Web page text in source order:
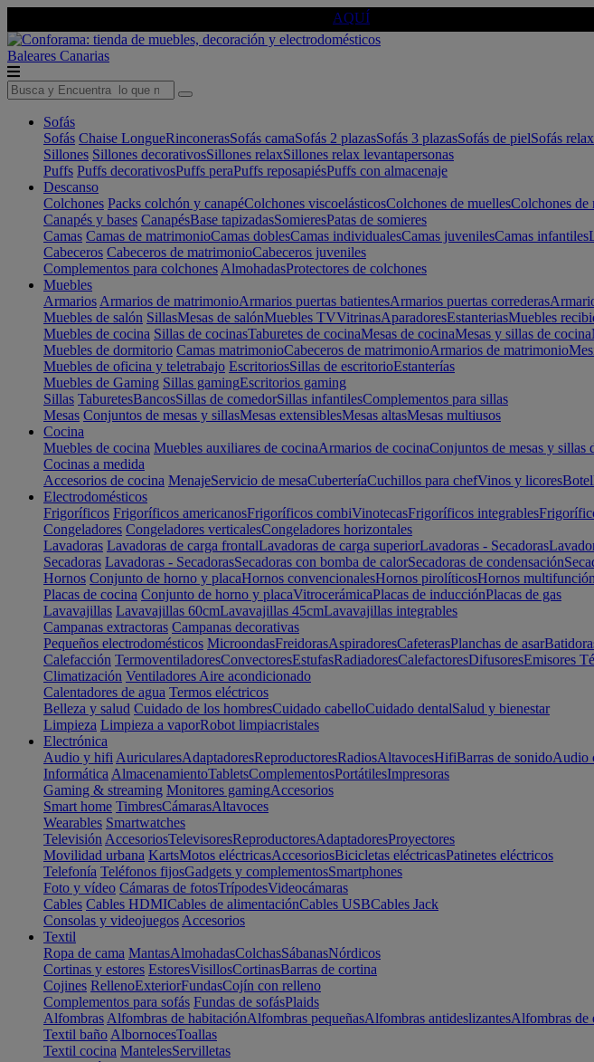
AQUÍ
Baleares Canarias
Sofás
Sofás Chaise LongueRinconerasSofás camaSofás 2 plazasSofás 3 plazasSofás de pielSofás relax
Sillones Sillones decorativosSillones relaxSillones relax levantapersonas
Puffs Puffs decorativosPuffs peraPuffs reposapiésPuffs con almacenaje
Descanso
Colchones Packs colchón y canapéColchones viscoelásticosColchones de muellesColchones de
Canapés y bases CanapésBase tapizadasSomieresPatas de somieres
Camas Camas de matrimonioCamas doblesCamas individualesCamas juvenilesCamas infantiles
Cabeceros Cabeceros de matrimonioCabeceros juveniles
Complementos para colchones AlmohadasProtectores de colchones
Muebles
Armarios Armarios de matrimonioArmarios puertas batientesArmarios puertas correderas
Muebles de salón SillasMesas de salónMuebles TVVitrinasAparadoresEstanteriasMuebles
Muebles de cocina Sillas de cocinasTaburetes de cocinaMesas de cocinaMesas y sillas de cocina
Muebles de dormitorio Camas matrimonioCabeceros de matrimonioArmarios de matrimonio
Muebles de oficina y teletrabajo EscritoriosSillas de escritorioEstanterías
Muebles de Gaming Sillas gamingEscritorios gaming
Sillas TaburetesBancosSillas de comedorSillas infantilesComplementos para sillas
Mesas Conjuntos de mesas y sillasMesas extensiblesMesas altasMesas multiusos
Cocina
Muebles de cocina Muebles auxiliares de cocinaArmarios de cocinaConjuntos de mesas y sillas
Cocinas a medida
Accesorios de cocina MenajeServicio de mesaCuberteríaCuchillos para chefVinos y licores
Electrodomésticos
Frigoríficos Frigoríficos americanosFrigoríficos combiVinotecasFrigoríficos integrables
Congeladores Congeladores verticalesCongeladores horizontales
Lavadoras Lavadoras de carga frontalLavadoras de carga superiorLavadoras - Secadoras
Secadoras Lavadoras - SecadorasSecadoras con bomba de calorSecadoras de condensación
Hornos Conjunto de horno y placaHornos convencionalesHornos pirolíticosHornos multifunción
Placas de cocina Conjunto de horno y placaVitrocerámicaPlacas de inducciónPlacas de gas
Lavavajillas Lavavajillas 60cmLavavajillas 45cmLavavajillas integrables
Campanas extractoras Campanas decorativas
Pequeños electrodomésticos MicroondasFreidorasAspiradoresCafeterasPlanchas de asar
Calefacción TermoventiladoresConvectoresEstufasRadiadoresCalefactoresDifusoresEmisores
Climatización Ventiladores Aire acondicionado
Calentadores de agua Termos eléctricos
Belleza y salud Cuidado de los hombresCuidado cabelloCuidado dentalSalud y bienestar
Limpieza Limpieza a vaporRobot limpiacristales
Electrónica
Audio y hifi AuricularesAdaptadoresReproductoresRadiosAltavocesHifiBarras de sonidoAudio
Informática AlmacenamientoTabletsComplementosPortátilesImpresoras
Gaming & streaming Monitores gamingAccesorios
Smart home TimbresCámarasAltavoces
Wearables Smartwatches
Televisión AccesoriosTelevisoresReproductoresAdaptadoresProyectores
Movilidad urbana KartsMotos eléctricasAccesoriosBicicletas eléctricasPatinetes eléctricos
Telefonía Teléfonos fijosGadgets y complementosSmartphones
Foto y vídeo Cámaras de fotosTrípodesVideocámaras
Cables Cables HDMICables de alimentaciónCables USBCables Jack
Consolas y videojuegos Accesorios
Textil
Ropa de cama MantasAlmohadasColchasSábanasNórdicos
Cortinas y estores EstoresVisillosCortinasBarras de cortina
Cojines RellenoExteriorFundasCojín con relleno
Complementos para sofás Fundas de sofásPlaids
Alfombras Alfombras de habitaciónAlfombras pequeñasAlfombras antideslizantesAlfombras de
Textil baño AlbornocesToallas
Textil cocina MantelesServilletas